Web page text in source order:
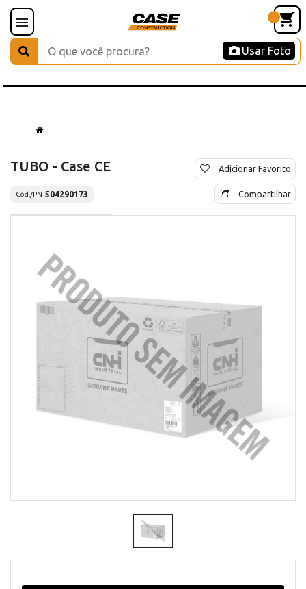
Usar Foto
TUBO - Case CE
Cód./PN 504290173
Adicionar Favorito
Compartilhar